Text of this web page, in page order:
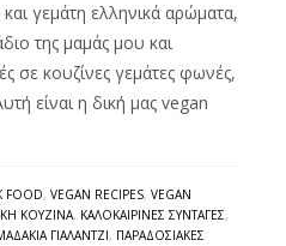
γεμάτη ελληνικά αρώματα,
της μαμάς μου και
σε κουζίνες γεμάτες φωνές,
είναι η δική μας vegan
FOOD, VEGAN RECIPES, VEGAN
ΚΟΥΖΊΝΑ, ΚΑΛΟΚΑΙΡΙΝΈΣ ΣΥΝΤΑΓΈΣ,
ΓΙΑΛΑΝΤΖΊ, ΠΑΡΑΔΟΣΙΑΚΈΣ